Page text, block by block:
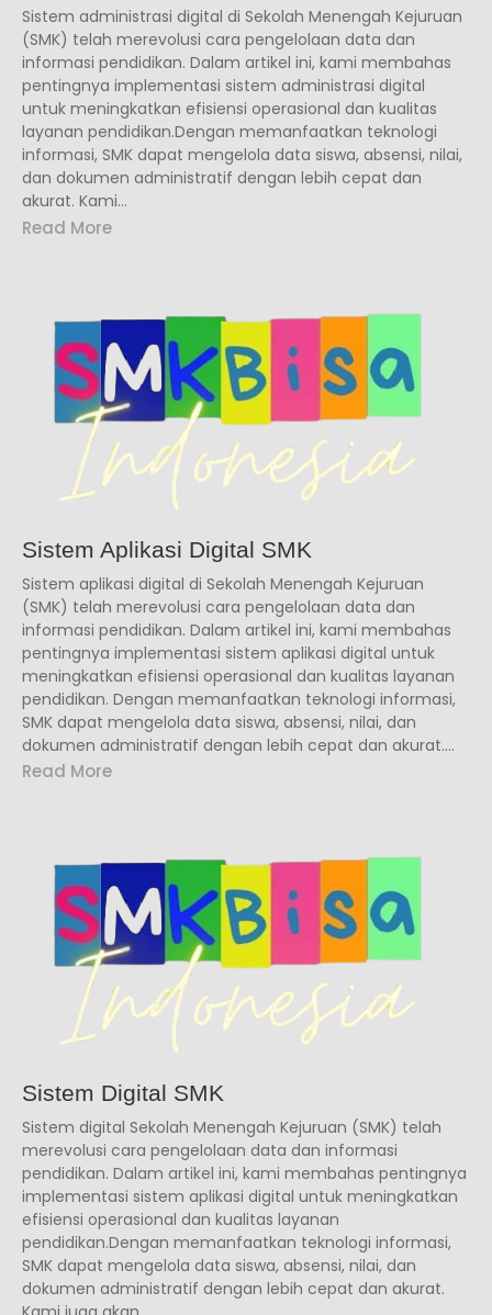
Sistem administrasi digital di Sekolah Menengah Kejuruan
(SMK) telah merevolusi cara pengelolaan data dan
informasi pendidikan. Dalam artikel ini, kami membahas
pentingnya implementasi sistem administrasi digital
untuk meningkatkan efisiensi operasional dan kualitas
layanan pendidikan.Dengan memanfaatkan teknologi
informasi, SMK dapat mengelola data siswa, absensi, nilai,
dan dokumen administratif dengan lebih cepat dan
akurat. Kami...
Read More
Sistem Aplikasi Digital SMK
Sistem aplikasi digital di Sekolah Menengah Kejuruan
(SMK) telah merevolusi cara pengelolaan data dan
informasi pendidikan. Dalam artikel ini, kami membahas
pentingnya implementasi sistem aplikasi digital untuk
meningkatkan efisiensi operasional dan kualitas layanan
pendidikan. Dengan memanfaatkan teknologi informasi,
SMK dapat mengelola data siswa, absensi, nilai, dan
dokumen administratif dengan lebih cepat dan akurat....
Read More
Sistem Digital SMK
Sistem digital Sekolah Menengah Kejuruan (SMK) telah
merevolusi cara pengelolaan data dan informasi
pendidikan. Dalam artikel ini, kami membahas pentingnya
implementasi sistem aplikasi digital untuk meningkatkan
efisiensi operasional dan kualitas layanan
pendidikan.Dengan memanfaatkan teknologi informasi,
SMK dapat mengelola data siswa, absensi, nilai, dan
dokumen administratif dengan lebih cepat dan akurat.